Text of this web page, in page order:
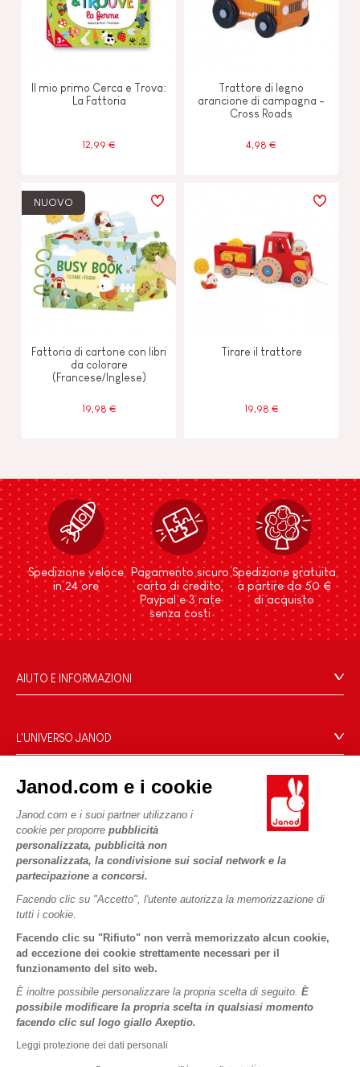
Janod.com e i cookie
Janod.com e i suoi partner utilizzano i
cookie per proporre pubblicità
personalizzata, pubblicità non
personalizzata, la condivisione sui social network e la
partecipazione a concorsi.
Facendo clic su "Accetto", l'utente autorizza la memorizzazione di
tutti i cookie.
Facendo clic su "Rifiuto" non verrà memorizzato alcun cookie,
ad eccezione dei cookie strettamente necessari per il
funzionamento del sito web.
È inoltre possibile personalizzare la propria scelta di seguito. È
possibile modificare la propria scelta in qualsiasi momento
facendo clic sul logo giallo Axeptio.
Leggi protezione dei dati personali
Il mio primo Cerca e Trova:
La Fattoria
12,99 €
Trattore di legno
arancione di campagna -
Cross Roads
4,98 €
NUOVO
Fattoria di cartone con libri
da colorare
(Francese/Inglese)
19,98 €
Tirare il trattore
19,98 €
Spedizione veloce
in 24 ore
Pagamento sicuro
carta di credito,
Paypal e 3 rate
senza costi
Spedizione gratuita
a partire da 50 €
di acquisto
AIUTO E INFORMAZIONI
Domande Frequenti
Contatti
Negozi
Termini delle offerte
Dati personali
Cookies
Termini delle offerte
L'UNIVERSO JANOD
Le nostre attività
Impegni di RSI
Cos'è FSC®?
I NOSTRI SERVIZI
Pagamento
Acquista ora, paga dopo
Spedizione
Video
Regole di gioco e istruzioni
Pezzi staccati
Attività per bambini da scaricare
PROFESSIONALE
Contatti stampa
SEGUICI